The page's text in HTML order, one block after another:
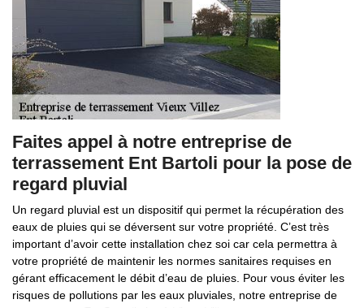
Faites appel à notre entreprise de
terrassement Ent Bartoli pour la pose de
regard pluvial
Un regard pluvial est un dispositif qui permet la récupération des
eaux de pluies qui se déversent sur votre propriété. C’est très
important d’avoir cette installation chez soi car cela permettra à
votre propriété de maintenir les normes sanitaires requises en
gérant efficacement le débit d’eau de pluies. Pour vous éviter les
risques de pollutions par les eaux pluviales, notre entreprise de